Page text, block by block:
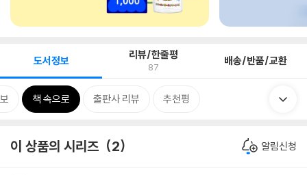
도서정보 리뷰/한줄평
87 배송/반품/교환
책 속으로 출판사 리뷰 추천평
이 상품의 시리즈 2 알림신청